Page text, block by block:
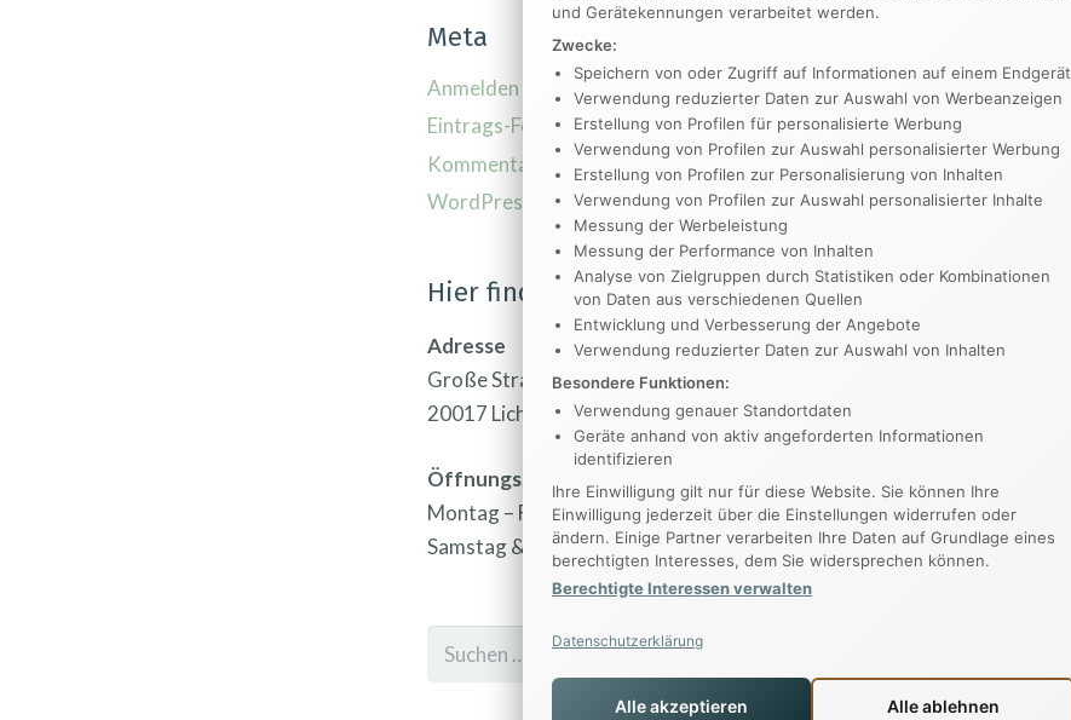
Meta
Anmelden
Eintrags-Feed
Kommentar-Feed
WordPress.org
Hier finden Sie uns
Adresse
Große Straße 123
20017 Lichtermeer
Öffnungszeiten
Montag – Freitag: 9–17 Uhr
Samstag & Sonntag: 11–15 Uhr
Suchen
und Gerätekennungen verarbeitet werden.
Zwecke:
Speichern von oder Zugriff auf Informationen auf einem Endgerät
Verwendung reduzierter Daten zur Auswahl von Werbeanzeigen
Erstellung von Profilen für personalisierte Werbung
Verwendung von Profilen zur Auswahl personalisierter Werbung
Erstellung von Profilen zur Personalisierung von Inhalten
Verwendung von Profilen zur Auswahl personalisierter Inhalte
Messung der Werbeleistung
Messung der Performance von Inhalten
Analyse von Zielgruppen durch Statistiken oder Kombinationen
von Daten aus verschiedenen Quellen
Entwicklung und Verbesserung der Angebote
Verwendung reduzierter Daten zur Auswahl von Inhalten
Besondere Funktionen:
Verwendung genauer Standortdaten
Geräte anhand von aktiv angeforderten Informationen
identifizieren
Ihre Einwilligung gilt nur für diese Website. Sie können Ihre
Einwilligung jederzeit über die Einstellungen widerrufen oder
ändern. Einige Partner verarbeiten Ihre Daten auf Grundlage eines
berechtigten Interesses, dem Sie widersprechen können.
Berechtigte Interessen verwalten
Datenschutzerklärung
Alle akzeptieren Alle ablehnen